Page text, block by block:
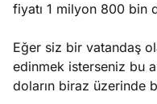
fiyatı 1 milyon 800 bin
Eğer siz bir vatandaş
edinmek isterseniz bu
doların biraz üzerinde